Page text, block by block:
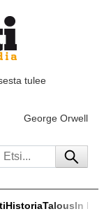
tulee
George Orwell
HistoriaTalousIn